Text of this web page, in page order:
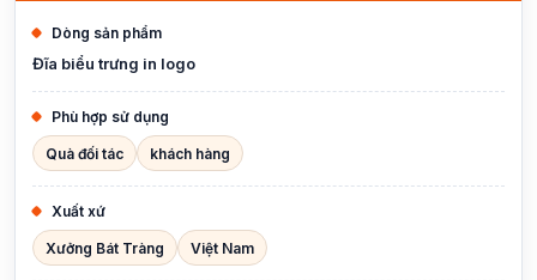
Dòng sản phẩm
Đĩa biểu trưng in logo
Phù hợp sử dụng
Quà đối tác khách hàng
Xuất xứ
Xưởng Bát Tràng Việt Nam